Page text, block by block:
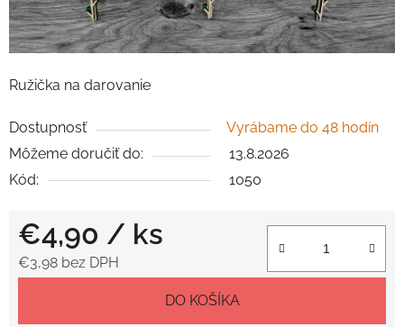
Ružička na darovanie
Dostupnosť
Vyrábame do 48 hodín
Môžeme doručiť do:
13.8.2026
Kód:
1050
€4,90 / ks
€3,98 bez DPH
DO KOŠÍKA